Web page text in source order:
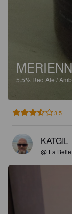
5.5% Red Ale /
3.5
KATGIL
@ La